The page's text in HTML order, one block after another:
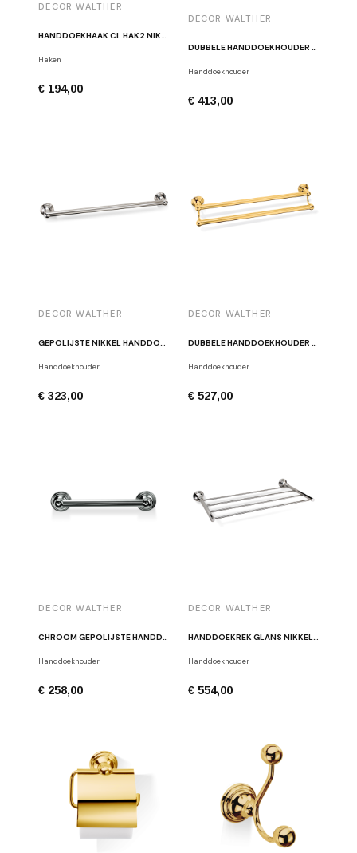
DECOR WALTHER
HANDDOEKHAAK CL HAK2 NIKKEL
Haken
€ 194,00
DECOR WALTHER
DUBBELE HANDDOEKHOUDER GLANS CHROOM DECOR WALTHER CL HTD60
Handdoekhouder
€ 413,00
DECOR WALTHER
Handdoekhouder
€ 323,00
DECOR WALTHER
Handdoekhouder
€ 527,00
DECOR WALTHER
CHROOM GEPOLIJSTE HANDDOEKHOUDER CL HTE30
Handdoekhouder
€ 258,00
DECOR WALTHER
HANDDOEKREK GLANS NIKKEL DECOR WALTHER CL HTA
Handdoekhouder
€ 554,00